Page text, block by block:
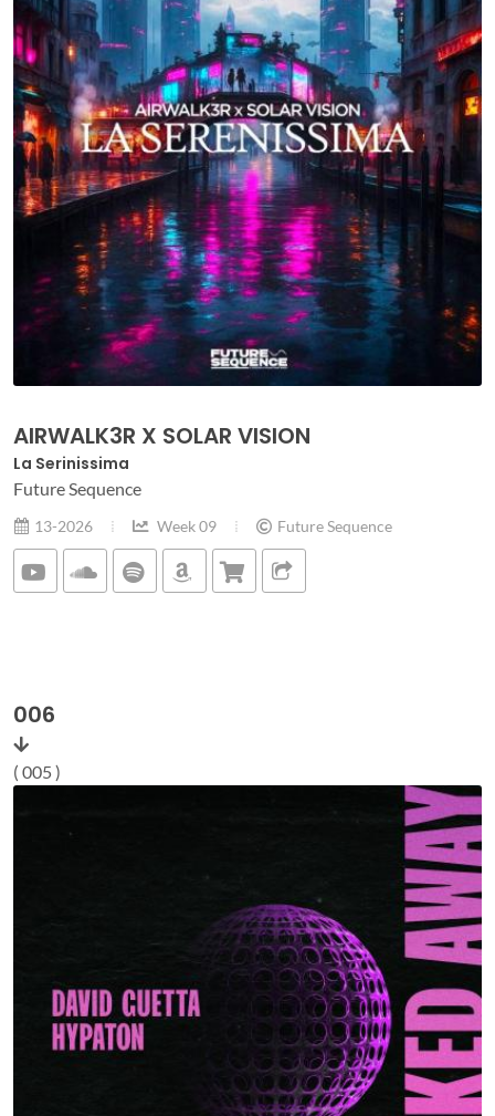
AIRWALK3R X SOLAR VISION
La Serinissima
Future Sequence
13-2026 Week 09 Future Sequence
006
( 005 )